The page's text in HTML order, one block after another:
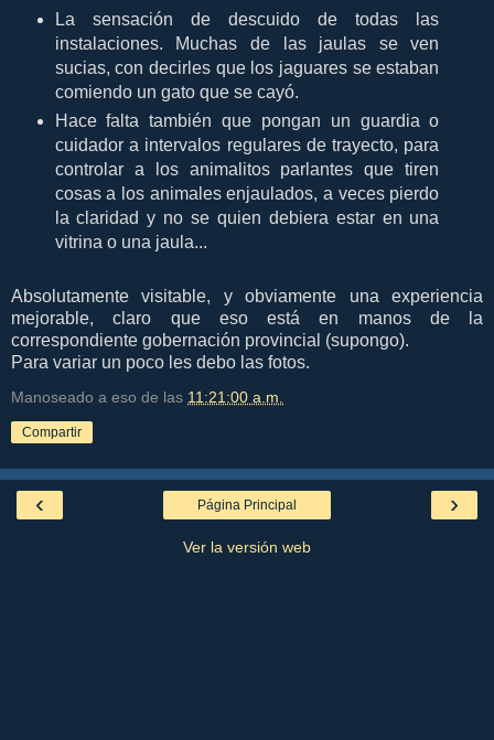
La sensación de descuido de todas las
instalaciones. Muchas de las jaulas se ven
sucias, con decirles que los jaguares se estaban
comiendo un gato que se cayó.
Hace falta también que pongan un guardia o
cuidador a intervalos regulares de trayecto, para
controlar a los animalitos parlantes que tiren
cosas a los animales enjaulados, a veces pierdo
la claridad y no se quien debiera estar en una
vitrina o una jaula...
Absolutamente visitable, y obviamente una experiencia
mejorable, claro que eso está en manos de la
correspondiente gobernación provincial (supongo).
Para variar un poco les debo las fotos.
Manoseado a eso de las 11:21:00 a.m.
Compartir
‹ ›
Página Principal
Ver la versión web